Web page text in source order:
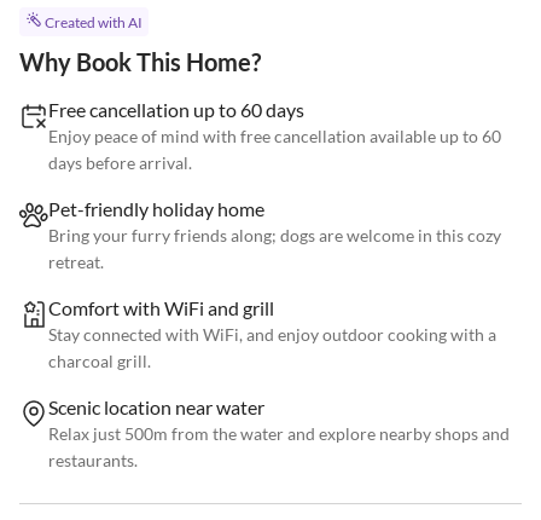
Created with AI
Why Book This Home?
Free cancellation up to 60 days
Enjoy peace of mind with free cancellation available up to 60
days before arrival.
Pet-friendly holiday home
Bring your furry friends along; dogs are welcome in this cozy
retreat.
Comfort with WiFi and grill
Stay connected with WiFi, and enjoy outdoor cooking with a
charcoal grill.
Scenic location near water
Relax just 500m from the water and explore nearby shops and
restaurants.